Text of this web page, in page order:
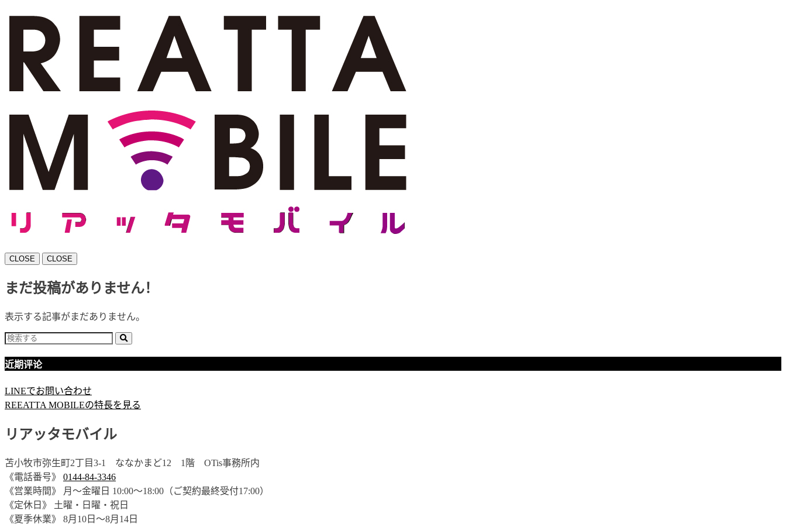
CLOSE CLOSE
まだ投稿がありません！
表示する記事がまだありません。
近期评论
LINEでお問い合わせ
REEATTA MOBILEの特長を見る
リアッタモバイル
苫小牧市弥生町2丁目3-1 ななかまど12 1階 OTis事務所内
《電話番号》 0144-84-3346
《営業時間》 月〜金曜日 10:00〜18:00（ご契約最終受付17:00）
《定休日》 土曜・日曜・祝日
《夏季休業》 8月10日～8月14日